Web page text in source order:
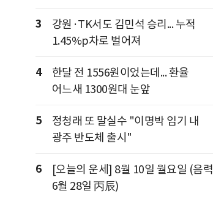
3
강원·TK서도 김민석 승리... 누적
1.45%p차로 벌어져
4
한달 전 1556원이었는데... 환율
어느새 1300원대 눈앞
5
정청래 또 말실수 "이명박 임기 내
광주 반도체 출시"
6
[오늘의 운세] 8월 10일 월요일 (음력
6월 28일 丙辰)